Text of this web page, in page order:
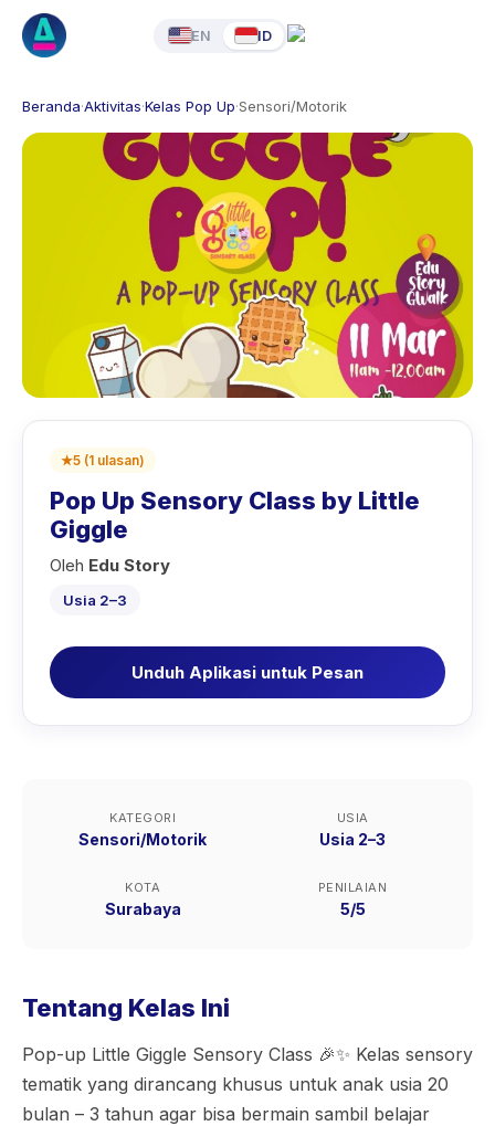
EN ID
Beranda·Aktivitas·Kelas Pop Up·Sensori/Motorik
★5 (1 ulasan)
Pop Up Sensory Class by Little
Giggle
Oleh Edu Story
Usia 2–3
Unduh Aplikasi untuk Pesan
KATEGORI
Sensori/Motorik
USIA
Usia 2–3
KOTA
Surabaya
PENILAIAN
5/5
Tentang Kelas Ini
Pop-up Little Giggle Sensory Class 🎉✨ Kelas sensory
tematik yang dirancang khusus untuk anak usia 20
bulan – 3 tahun agar bisa bermain sambil belajar